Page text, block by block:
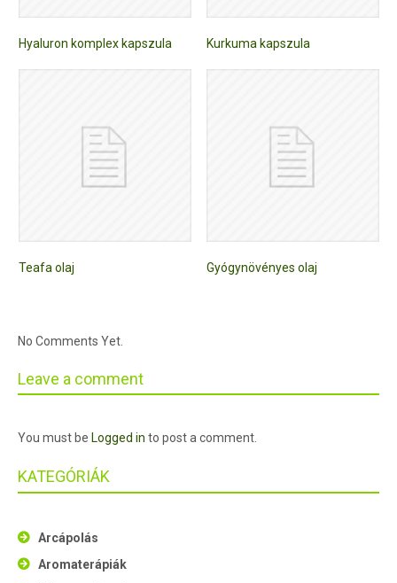
Hyaluron komplex kapszula Kurkuma kapszula
Teafa olaj Gyógynövényes olaj
No Comments Yet.
Leave a comment
You must be Logged in to post a comment.
KATEGÓRIÁK
Arcápolás
Aromaterápiák